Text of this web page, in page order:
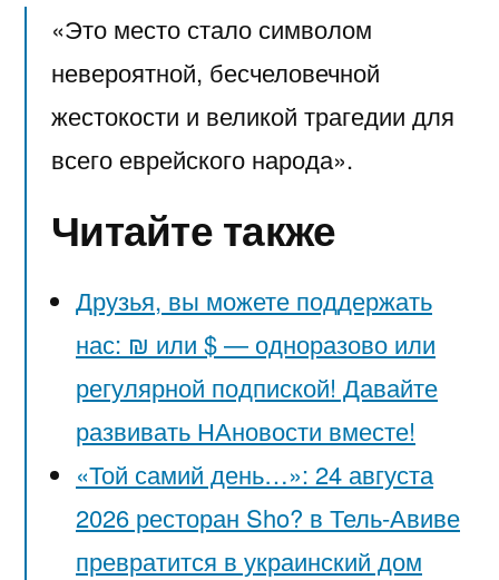
«Это место стало символом
невероятной, бесчеловечной
жестокости и великой трагедии для
всего еврейского народа».
Читайте также
Друзья, вы можете поддержать
нас: ₪ или $ — одноразово или
регулярной подпиской! Давайте
развивать НАновости вместе!
«Той самий день…»: 24 августа
2026 ресторан Sho? в Тель-Авиве
превратится в украинский дом